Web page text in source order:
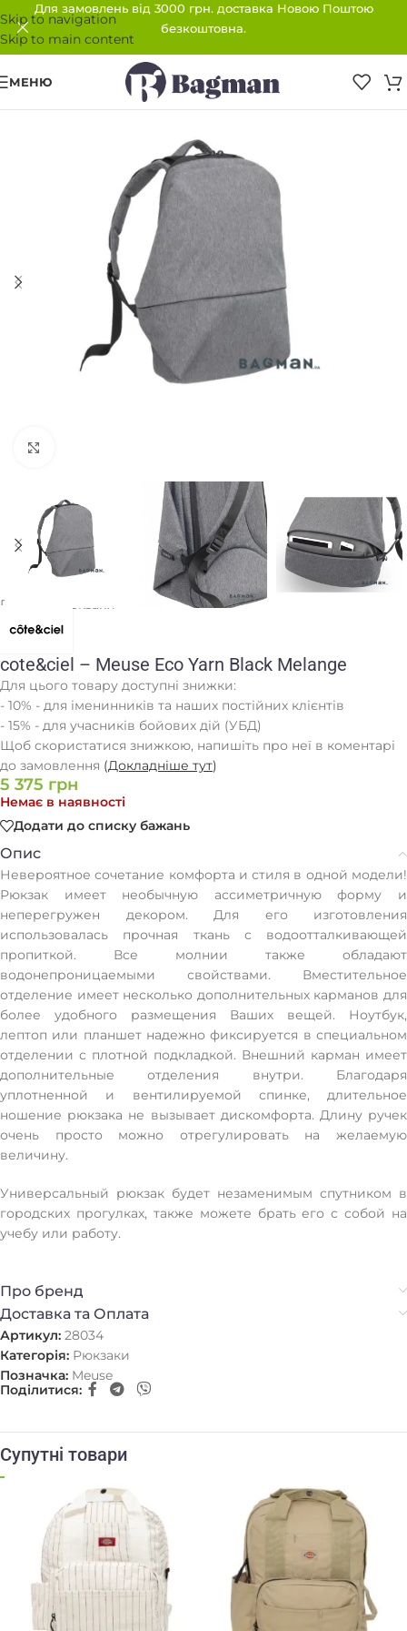
Skip to navigation
Skip to main content
Для замовлень від 3000 грн. доставка Новою Поштою
безкоштовна.
МЕНЮ
Головна Рюкзаки
cote&ciel – Meuse Eco Yarn Black Melange
Для цього товару доступні знижки:
- 10% - для іменинників та наших постійних клієнтів
- 15% - для учасників бойових дій (УБД)
Щоб скористатися знижкою, напишіть про неї в коментарі
до замовлення (Докладніше тут)
5 375 грн
Немає в наявності
Додати до списку бажань
Опис
Невероятное сочетание комфорта и стиля в одной модели!
Рюкзак имеет необычную ассиметричную форму и
неперегружен декором. Для его изготовления
использовалась прочная ткань с водоотталкивающей
пропиткой. Все молнии также обладают
водонепроницаемыми свойствами. Вместительное
отделение имеет несколько дополнительных карманов для
более удобного размещения Ваших вещей. Ноутбук,
лептоп или планшет надежно фиксируется в специальном
отделении с плотной подкладкой. Внешний карман имеет
дополнительные отделения внутри. Благодаря
уплотненной и вентилируемой спинке, длительное
ношение рюкзака не вызывает дискомфорта. Длину ручек
очень просто можно отрегулировать на желаемую
величину.
Универсальный рюкзак будет незаменимым спутником в
городских прогулках, также можете брать его с собой на
учебу или работу.
Про бренд
Доставка та Оплата
Артикул: 28034
Категорія: Рюкзаки
Позначка: Meuse
Поділитися:
Супутні товари